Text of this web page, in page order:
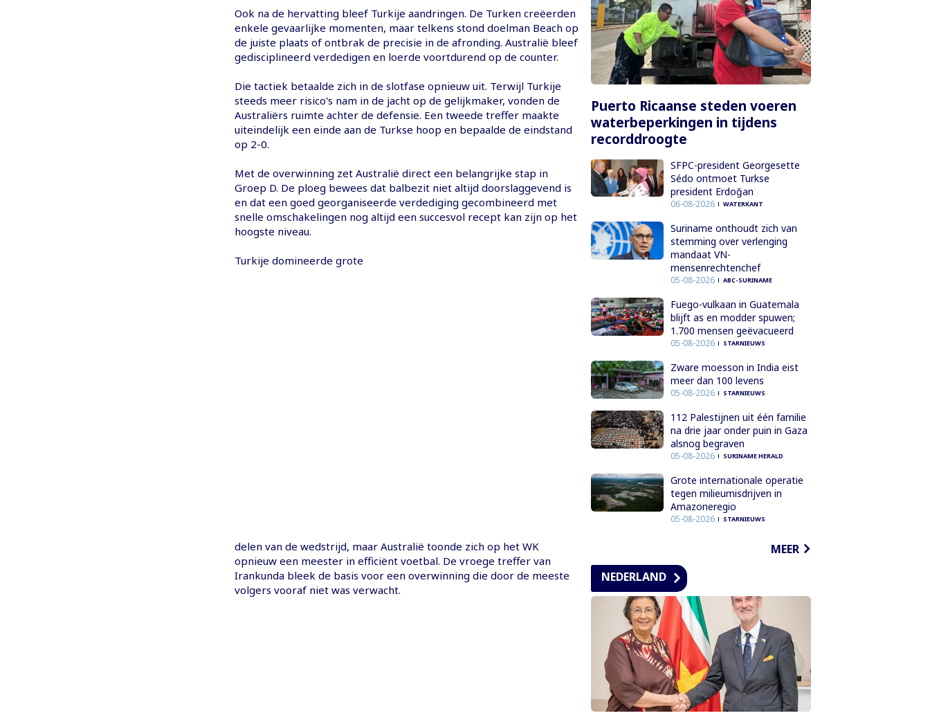
Ook na de hervatting bleef Turkije aandringen. De Turken creëerden
enkele gevaarlijke momenten, maar telkens stond doelman Beach op
de juiste plaats of ontbrak de precisie in de afronding. Australië bleef
gedisciplineerd verdedigen en loerde voortdurend op de counter.
Die tactiek betaalde zich in de slotfase opnieuw uit. Terwijl Turkije
steeds meer risico's nam in de jacht op de gelijkmaker, vonden de
Australiërs ruimte achter de defensie. Een tweede treffer maakte
uiteindelijk een einde aan de Turkse hoop en bepaalde de eindstand
op 2-0.
Met de overwinning zet Australië direct een belangrijke stap in
Groep D. De ploeg bewees dat balbezit niet altijd doorslaggevend is
en dat een goed georganiseerde verdediging gecombineerd met
snelle omschakelingen nog altijd een succesvol recept kan zijn op het
hoogste niveau.
Turkije domineerde grote
delen van de wedstrijd, maar Australië toonde zich op het WK
opnieuw een meester in efficiënt voetbal. De vroege treffer van
Irankunda bleek de basis voor een overwinning die door de meeste
volgers vooraf niet was verwacht.
Puerto Ricaanse steden voeren
waterbeperkingen in tijdens
recorddroogte
SFPC-president Georgesette
Sédo ontmoet Turkse
president Erdoğan
06-08-2026 WATERKANT
Suriname onthoudt zich van
stemming over verlenging
mandaat VN-
mensenrechtenchef
05-08-2026 ABC-SURINAME
Fuego-vulkaan in Guatemala
blijft as en modder spuwen;
1.700 mensen geëvacueerd
05-08-2026 STARNIEUWS
Zware moesson in India eist
meer dan 100 levens
05-08-2026 STARNIEUWS
112 Palestijnen uit één familie
na drie jaar onder puin in Gaza
alsnog begraven
05-08-2026 SURINAME HERALD
Grote internationale operatie
tegen milieumisdrijven in
Amazoneregio
05-08-2026 STARNIEUWS
MEER
NEDERLAND